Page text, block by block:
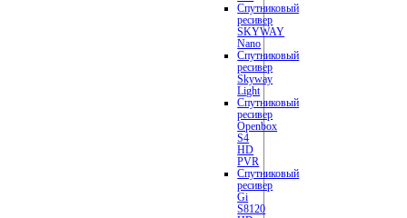
Спутниковый
ресивер
SKYWAY
Nano
Спутниковый
ресивер
Skyway
Light
Спутниковый
ресивер
Openbox
S4
HD
PVR
Спутниковый
ресивер
Gi
S8120